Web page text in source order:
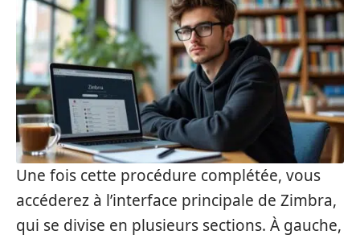
Une fois cette procédure complétée, vous
accéderez à l’interface principale de Zimbra,
qui se divise en plusieurs sections. À gauche,